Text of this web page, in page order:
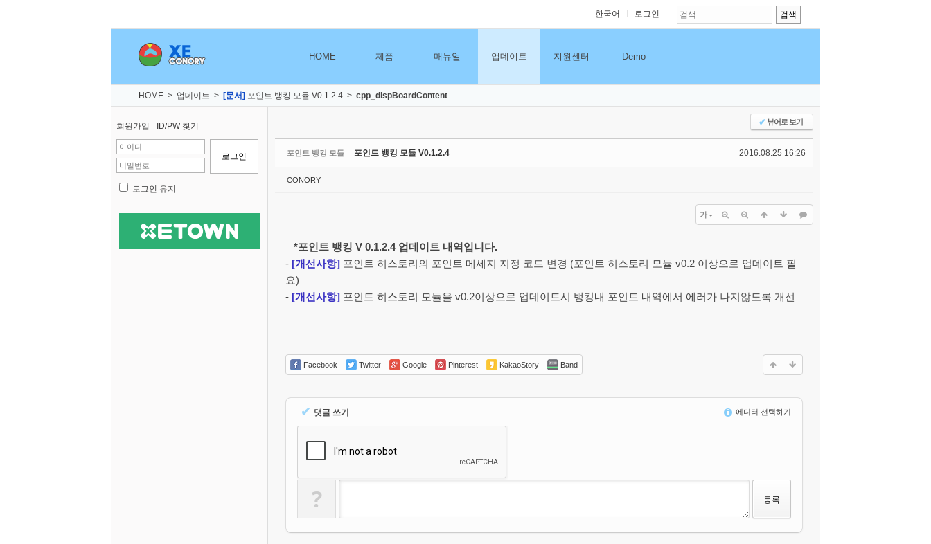
한국어 로그인
HOME 제품 매뉴얼 업데이트 지원센터 Demo
HOME > 업데이트 > [문서] 포인트 뱅킹 모듈 V0.1.2.4 > cpp_dispBoardContent
회원가입 ID/PW 찾기
로그인 유지
✔뷰어로 보기
포인트 뱅킹 모듈 2016.08.25 16:26
포인트 뱅킹 모듈 V0.1.2.4
CONORY
가
*포인트 뱅킹 V 0.1.2.4 업데이트 내역입니다.
- [개선사항] 포인트 히스토리의 포인트 메세지 지정 코드 변경 (포인트 히스토리 모듈 v0.2 이상으로 업데이트 필
요)
- [개선사항] 포인트 히스토리 모듈을 v0.2이상으로 업데이트시 뱅킹내 포인트 내역에서 에러가 나지않도록 개선
Facebook Twitter Google Pinterest KakaoStory Band
✔ 댓글 쓰기 에디터 선택하기
?